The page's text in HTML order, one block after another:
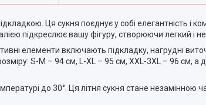
Ця сукня поєднує у собі елегантність і
підкреслює вашу фігуру, створюючи легкий і
елементи включають підкладку, нагрудні
S-M – 94 см, L-XL – 95 см, XXL-3XL – 96 см, а
до 30°. Ця літня сукня стане незамінною